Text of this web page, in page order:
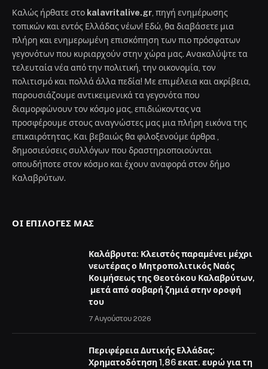
Καλώς ήρθατε στο kalavritalive.gr , πηγή ενημέρωσης
τοπικών και εντός Ελλάδας νέων! Εδώ, θα διαβάσετε μια
πλήρη και ενημερωμένη επισκόπηση των πιο πρόσφατων
γεγονότων που κυριαρχούν στην χώρα μας. Ανακαλύψτε τα
τελευταία νέα από την πολιτική, την οικονομία, τον
πολιτισμό και πολλά άλλα πεδία! Με επιμέλεια και ακρίβεια,
παρουσιάζουμε αντικειμενικά τα γεγονότα που
διαμορφώνουν τον κόσμο μας, επιδιώκοντας να
προσφέρουμε στους αναγνώστες μας μια πλήρη εικόνα της
επικαιρότητας. Και βεβαιώς θα φιλοξενούμε άρθρα ,
δημοσιεύσεις συλλόγων που δραστηριοποιούνται
οπουδήποτε στον κόσμο και έχουν αναφορά στον δήμο
Καλαβρύτων.
ΟΙ ΕΠΙΛΟΓΈΣ ΜΑΣ
Καλάβρυτα: Κλειστός παραμένει μέχρι
νεωτέρας ο Μητροπολιτικός Ναός
Κοιμήσεως της Θεοτόκου Καλαβρύτων,
μετά από σοβαρή ζημιά στην οροφή
του
7 Αυγούστου 2026
Περιφέρεια Δυτικής Ελλάδας:
Χρηματοδότηση 1,86 εκατ. ευρώ για τη